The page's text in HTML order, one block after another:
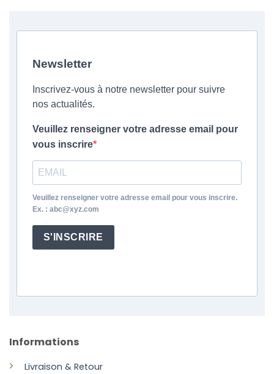
Informations
Livraison & Retour
Newsletter
Inscrivez-vous à notre newsletter pour suivre
nos actualités.
Veuillez renseigner votre adresse email pour
vous inscrire
Veuillez renseigner votre adresse email pour vous inscrire.
Ex. : abc@xyz.com
S'INSCRIRE